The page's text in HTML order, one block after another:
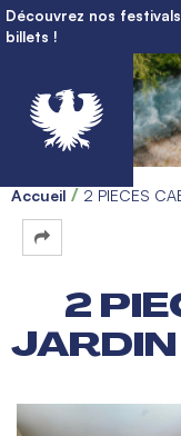
Découvrez nos
billets !
Accueil 2 PIECES
2
JARDIN